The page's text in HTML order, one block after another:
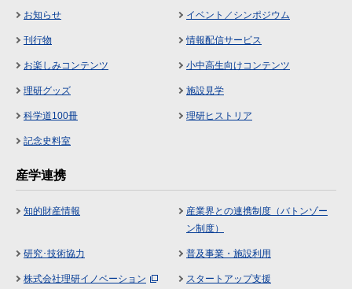
お知らせ イベント／シンポジウム
刊行物 情報配信サービス
お楽しみコンテンツ 小中高生向けコンテンツ
理研グッズ 施設見学
科学道100冊 理研ヒストリア
記念史料室
産学連携
知的財産情報
産業界との連携制度（バトンゾー
ン制度）
研究･技術協力 普及事業・施設利用
株式会社理研イノベーション スタートアップ支援